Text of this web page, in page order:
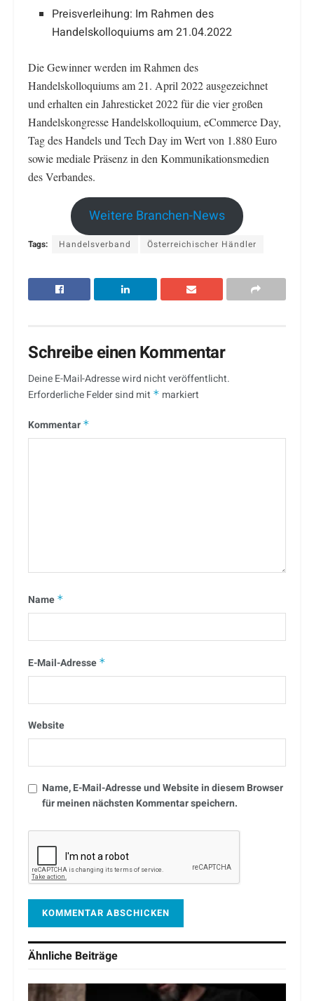
Preisverleihung: Im Rahmen des
Handelskolloquiums am 21.04.2022
Die Gewinner werden im Rahmen des
Handelskolloquiums am 21. April 2022 ausgezeichnet
und erhalten ein Jahresticket 2022 für die vier großen
Handelskongresse Handelskolloquium, eCommerce Day,
Tag des Handels und Tech Day im Wert von 1.880 Euro
sowie mediale Präsenz in den Kommunikationsmedien
des Verbandes.
Weitere Branchen-News
Tags: Handelsverband Österreichischer Händler
Schreibe einen Kommentar
Deine E-Mail-Adresse wird nicht veröffentlicht.
Erforderliche Felder sind mit * markiert
Kommentar *
Name *
E-Mail-Adresse *
Website
Name, E-Mail-Adresse und Website in diesem Browser
für meinen nächsten Kommentar speichern.
Ähnliche Beiträge